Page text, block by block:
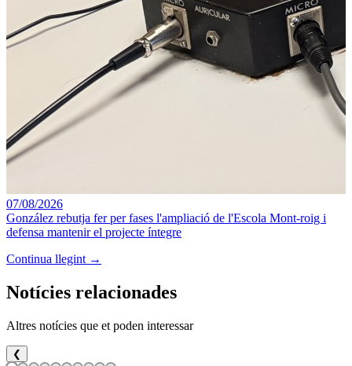
07/08/2026
González rebutja fer per fases l'ampliació de l'Escola Mont-roig i
defensa mantenir el projecte íntegre
Continua llegint →
Notícies relacionades
Altres notícies que et poden interessar
❮